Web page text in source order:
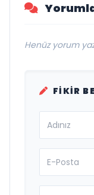
Henüz yorum
FIKIR